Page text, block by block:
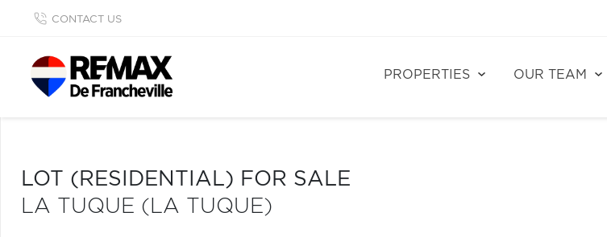
CONTACT US
PROPERTIES OUR TEAM
LOT (RESIDENTIAL) FOR SALE
LA TUQUE (LA TUQUE)